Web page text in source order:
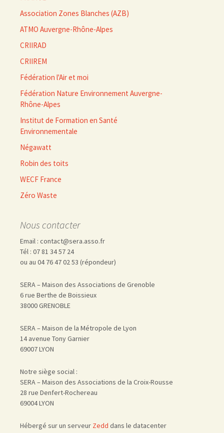
Association Zones Blanches (AZB)
ATMO Auvergne-Rhône-Alpes
CRIIRAD
CRIIREM
Fédération l'Air et moi
Fédération Nature Environnement Auvergne-
Rhône-Alpes
Institut de Formation en Santé
Environnementale
Négawatt
Robin des toits
WECF France
Zéro Waste
Nous contacter
Email : contact@sera.asso.fr
Tél : 07 81 34 57 24
ou au 04 76 47 02 53 (répondeur)
SERA – Maison des Associations de Grenoble
6 rue Berthe de Boissieux
38000 GRENOBLE
SERA – Maison de la Métropole de Lyon
14 avenue Tony Garnier
69007 LYON
Notre siège social :
SERA – Maison des Associations de la Croix-Rousse
28 rue Denfert-Rochereau
69004 LYON
Hébergé sur un serveur Zedd dans le datacenter